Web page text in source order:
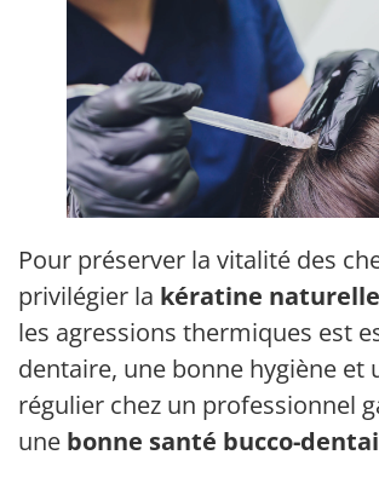
Pour préserver la vitalité des
privilégier la kératine naturelle
les agressions thermiques est
dentaire, une bonne hygiène et
régulier chez un professionnel
une bonne santé bucco-